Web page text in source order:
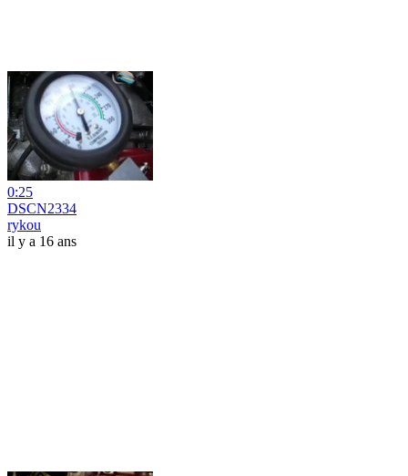
0:25
DSCN2334
rykou
il y a 16 ans